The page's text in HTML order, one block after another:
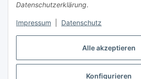
Alle akzeptieren
Konfigurieren
Datenschutzerklärung.
Impressum Datenschutz
Vertrag widerrufen